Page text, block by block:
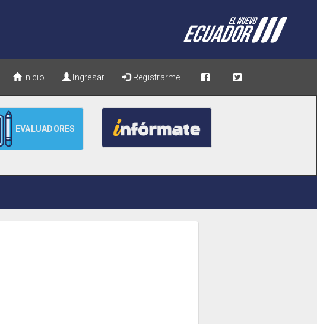
Inicio Ingresar Registrarme
EVALUADORES